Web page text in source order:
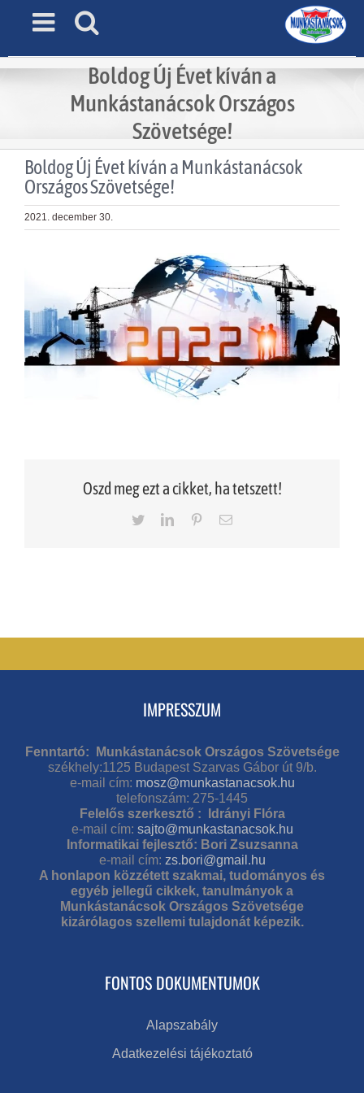
Boldog Új Évet kíván a
Munkástanácsok Országos
Szövetsége!
Boldog Új Évet kíván a Munkástanácsok
Országos Szövetsége!
2021. december 30.
Oszd meg ezt a cikket, ha tetszett!
TwitterLinkedInPinterestEmail
IMPRESSZUM
Fenntartó: Munkástanácsok Országos Szövetsége
székhely:1125 Budapest Szarvas Gábor út 9/b.
e-mail cím: mosz@munkastanacsok.hu
telefonszám: 275-1445
Felelős szerkesztő : Idrányi Flóra
e-mail cím: sajto@munkastanacsok.hu
Informatikai fejlesztő: Bori Zsuzsanna
e-mail cím: zs.bori@gmail.hu
A honlapon közzétett szakmai, tudományos és
egyéb jellegű cikkek, tanulmányok a
Munkástanácsok Országos Szövetsége
kizárólagos szellemi tulajdonát képezik.
FONTOS DOKUMENTUMOK
Alapszabály
Adatkezelési tájékoztató